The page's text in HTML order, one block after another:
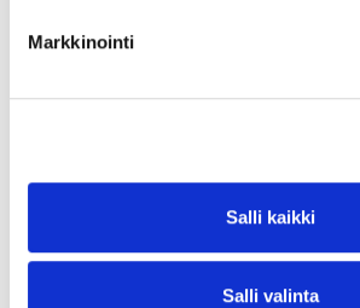
Markkinointi
Salli kaikki
Salli valinta
Kestävä kehitys, kiertotalous,
Lue lisää